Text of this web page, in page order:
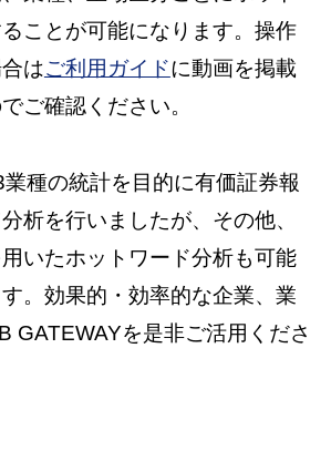
ことが可能になります。操作
はご利用ガイドに動画を掲載
ご確認ください。
種の統計を目的に有価証券報
析を行いましたが、その他、
いたホットワード分析も可能
。効果的・効率的な企業、業
GATEWAYを是非ご活用くださ